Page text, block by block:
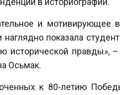
и мотивирующее
показала
исторической правды»,
Осьмак.
к 80-летию